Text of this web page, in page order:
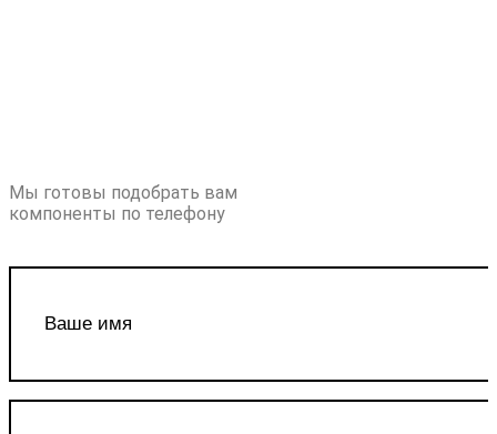
Мы готовы подобрать вам
компоненты по телефону